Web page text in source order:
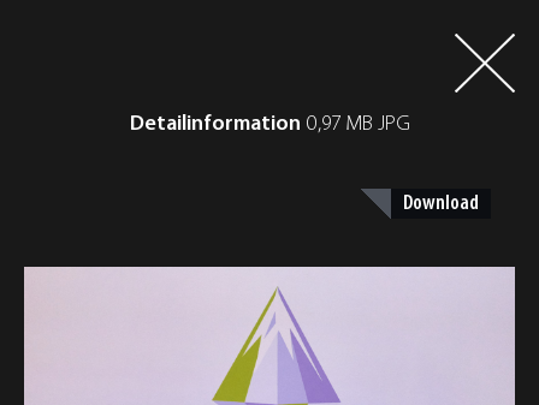
Detailinformation 0,97 MB JPG
Download